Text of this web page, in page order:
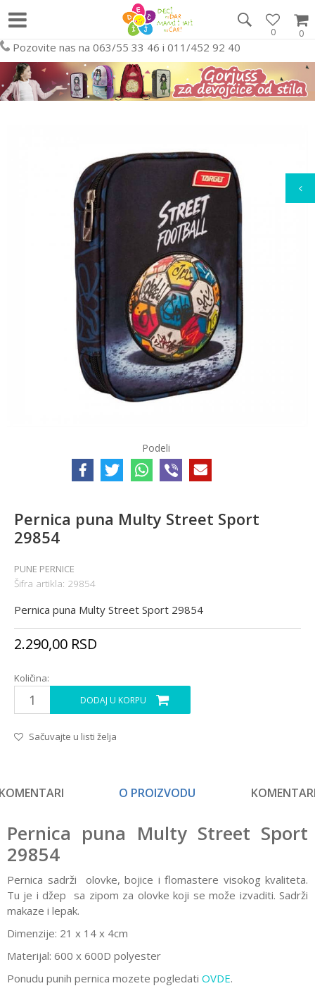
0
0
Pozovite nas na 063/55 33 46 i 011/452 92 40
Podeli
Pernica puna Multy Street Sport
29854
PUNE PERNICE
Šifra artikla: 29854
Pernica puna Multy Street Sport 29854
2.290,00 RSD
Količina:
DODAJ U KORPU
Sačuvajte u listi želja
O PROIZVODU
Pernica puna Multy Street Sport
29854
Pernica sadrži olovke, bojice i flomastere visokog kvaliteta.
Tu je i džep sa zipom za olovke koji se može izvaditi. Sadrži
makaze i lepak.
Dimenzije: 21 x 14 x 4cm
Materijal: 600 x 600D polyester
Ponudu punih pernica mozete pogledati OVDE.